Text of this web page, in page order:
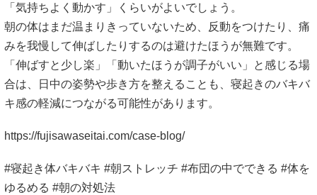
「気持ちよく動かす」くらいがよいでしょう。
朝の体はまだ温まりきっていないため、反動をつけたり、痛
みを我慢して伸ばしたりするのは避けたほうが無難です。
「伸ばすと少し楽」「動いたほうが調子がいい」と感じる場
合は、日中の姿勢や歩き方を整えることも、寝起きのバキバ
キ感の軽減につながる可能性があります。
https://fujisawaseitai.com/case-blog/
#寝起き体バキバキ #朝ストレッチ #布団の中でできる #体を
ゆるめる #朝の対処法